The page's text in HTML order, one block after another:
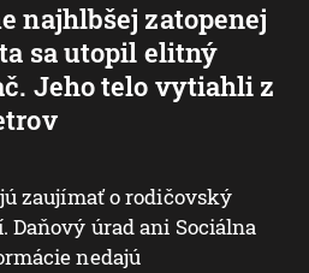
najhlbšej zatopenej
sa utopil elitný
Jeho telo vytiahli z
zaujímať o rodičovský
Daňový úrad ani Sociálna
nedajú